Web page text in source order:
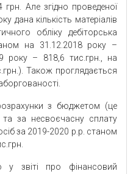
Але згідно проведеної
дана кількість матеріалів
обліку дебіторська
на 31.12.2018 року –
року – 818,6 тис.грн., на
Також проглядається
з бюджетом (це
за несвоєчасну сплату
за 2019-2020 р.р. станом
у звіті про фінансовий